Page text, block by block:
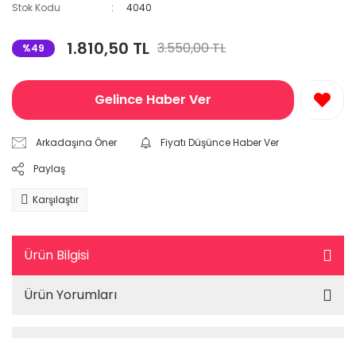
Stok Kodu
4040
%49 1.810,50 TL 3.550,00 TL
Gelince Haber Ver
Arkadaşına Öner
Fiyatı Düşünce Haber Ver
Paylaş
Karşılaştır
Ürün Bilgisi
Ürün Yorumları